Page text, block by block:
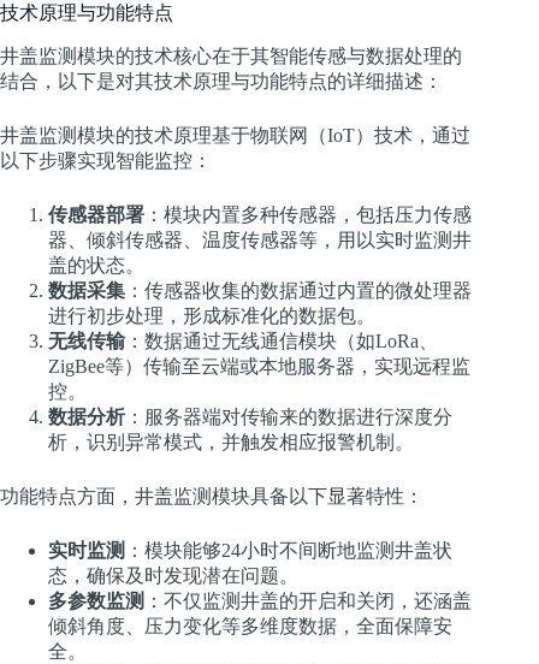
技术原理与功能特点
井盖监测模块的技术核心在于其智能传感与数据处理的
结合，以下是对其技术原理与功能特点的详细描述：
井盖监测模块的技术原理基于物联网（IoT）技术，通过
以下步骤实现智能监控：
传感器部署 ：模块内置多种传感器，包括压力传感
器、倾斜传感器、温度传感器等，用以实时监测井
盖的状态。
数据采集 ：传感器收集的数据通过内置的微处理器
进行初步处理，形成标准化的数据包。
无线传输：数据通过无线通信模块（如LoRa、
ZigBee等）传输至云端或本地服务器，实现远程监
控。
数据分析：服务器端对传输来的数据进行深度分
析，识别异常模式，并触发相应报警机制。
功能特点方面，井盖监测模块具备以下显著特性：
实时监测 ：模块能够24小时不间断地监测井盖状
态，确保及时发现潜在问题。
多参数监测 ：不仅监测井盖的开启和关闭，还涵盖
倾斜角度、压力变化等多维度数据，全面保障安
全。